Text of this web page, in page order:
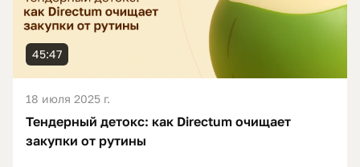
45:47
18 июля 2025 г.
Тендерный детокс: как Directum очищает
закупки от рутины